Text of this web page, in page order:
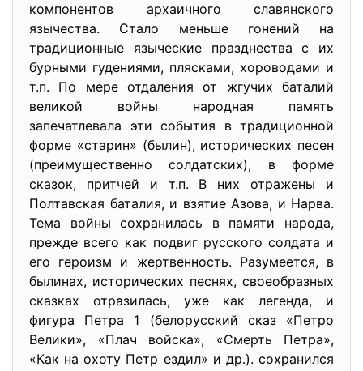
компонентов архаичного славянского
язычества. Стало меньше гонений на
традиционные языческие празднества с их
бурными гудениями, плясками, хороводами и
т.п. По мере отдаления от жгучих баталий
великой войны народная память
запечатлевала эти события в традиционной
форме «старин» (былин), исторических песен
(преимущественно солдатских), в форме
сказок, притчей и т.п. В них отражены и
Полтавская баталия, и взятие Азова, и Нарва.
Тема войны сохранилась в памяти народа,
прежде всего как подвиг русского солдата и
его героизм и жертвенность. Разумеется, в
былинах, исторических песнях, своеобразных
сказках отразилась, уже как легенда, и
фигура Петра 1 (белорусский сказ «Петро
Велики», «Плач войска», «Смерть Петра»,
«Как на охоту Петр ездил» и др.). сохранился